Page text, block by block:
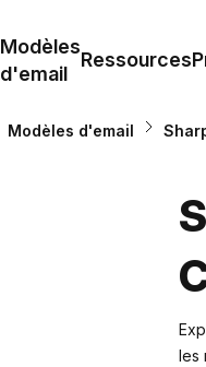
Modèles
d'email
Ressources
Modèles d'email
les